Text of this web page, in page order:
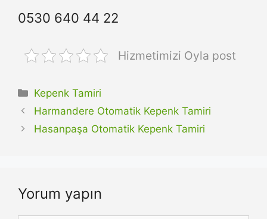
0530 640 44 22
Hizmetimizi Oyla post
Kategoriler
Kepenk Tamiri
Harmandere Otomatik Kepenk Tamiri
Hasanpaşa Otomatik Kepenk Tamiri
Yorum yapın